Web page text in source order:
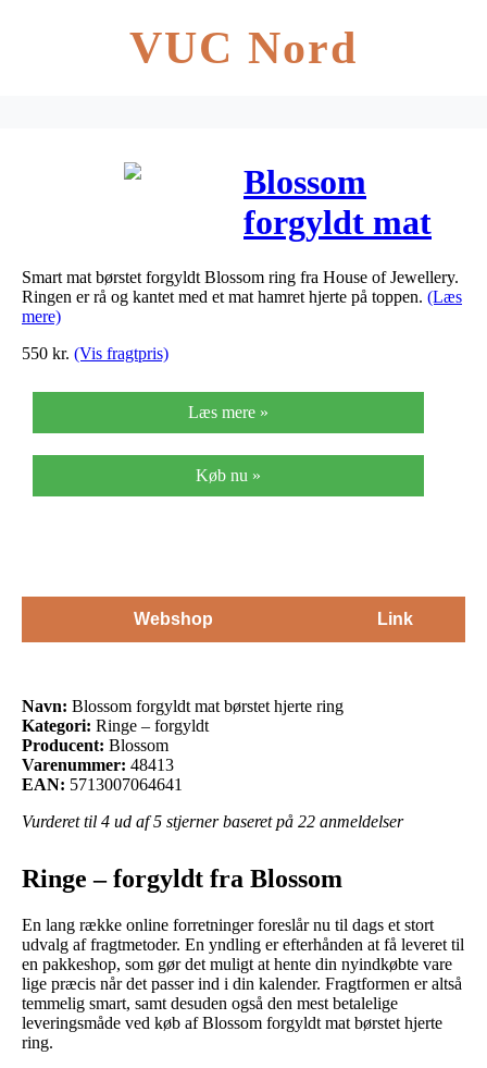
VUC Nord
Blossom
forgyldt mat
børstet hjerte
ring
Smart mat børstet forgyldt Blossom ring fra House of Jewellery.
Ringen er rå og kantet med et mat hamret hjerte på toppen. (Læs
mere)
550 kr. (Vis fragtpris)
Læs mere »
Køb nu »
Webshop Link
Navn: Blossom forgyldt mat børstet hjerte ring
Kategori: Ringe – forgyldt
Producent: Blossom
Varenummer: 48413
EAN: 5713007064641
Vurderet til 4 ud af 5 stjerner baseret på 22 anmeldelser
Ringe – forgyldt fra Blossom
En lang række online forretninger foreslår nu til dags et stort
udvalg af fragtmetoder. En yndling er efterhånden at få leveret til
en pakkeshop, som gør det muligt at hente din nyindkøbte vare
lige præcis når det passer ind i din kalender. Fragtformen er altså
temmelig smart, samt desuden også den mest betalelige
leveringsmåde ved køb af Blossom forgyldt mat børstet hjerte
ring.